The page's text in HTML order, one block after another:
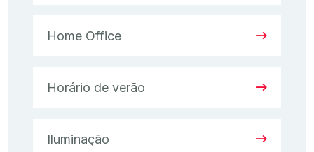
Home Office
Horário de verão
Iluminação